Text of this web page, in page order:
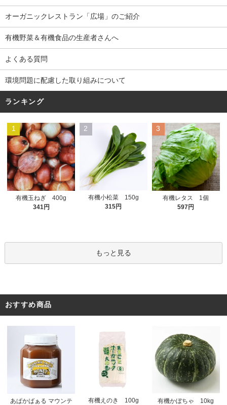
オーガニックレストラン「広場」のご紹介
有機野菜＆有機食品の生産者さんへ
よくある質問
環境問題に配慮した取り組みについて
ランキング
1
有機玉ねぎ 400g
341円
2
有機小松菜 150g
315円
3
有機レタス 1個
597円
もっと見る
おすすめ商品
あぱかばぁる マウンテ
有機えのき 100g
有機かぼちゃ 10kg